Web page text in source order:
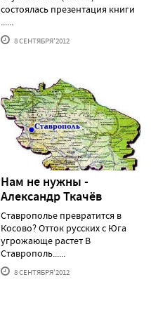
состоялась презентация книги
......
8 СЕНТЯБРЯ'2012
Нам не нужны -
Александр Ткачёв
Ставрополье превратится в
Косово? Отток русских с Юга
угрожающе растет В
Ставрополь......
8 СЕНТЯБРЯ'2012